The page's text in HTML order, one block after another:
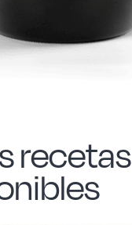
recetas